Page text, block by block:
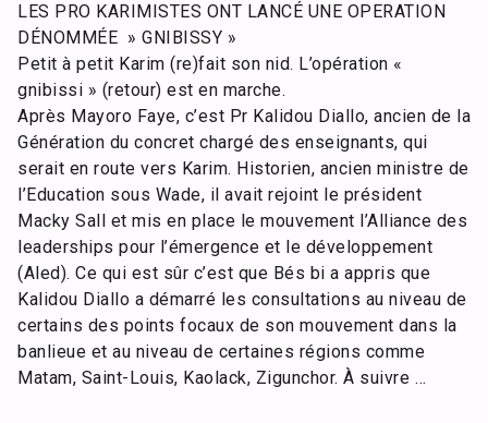
LES PRO KARIMISTES ONT LANCÉ UNE OPERATION
DÉNOMMÉE » GNIBISSY »
Petit à petit Karim (re)fait son nid. L’opération «
gnibissi » (retour) est en marche.
Après Mayoro Faye, c’est Pr Kalidou Diallo, ancien de la
Génération du concret chargé des enseignants, qui
serait en route vers Karim. Historien, ancien ministre de
l’Education sous Wade, il avait rejoint le président
Macky Sall et mis en place le mouvement l’Alliance des
leaderships pour l’émergence et le développement
(Aled). Ce qui est sûr c’est que Bés bi a appris que
Kalidou Diallo a démarré les consultations au niveau de
certains des points focaux de son mouvement dans la
banlieue et au niveau de certaines régions comme
Matam, Saint-Louis, Kaolack, Zigunchor. À suivre …